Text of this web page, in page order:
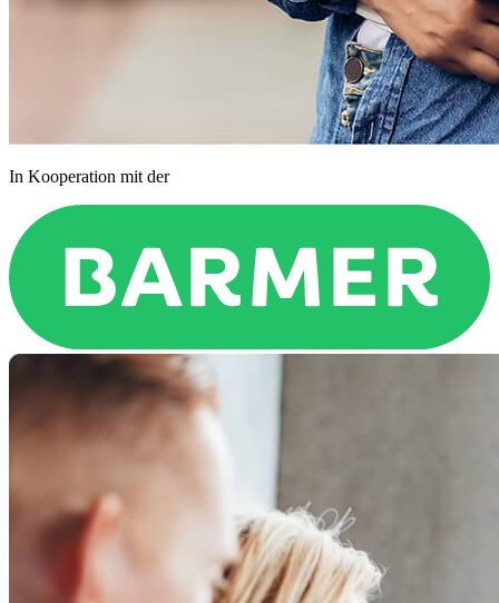
In Kooperation mit der